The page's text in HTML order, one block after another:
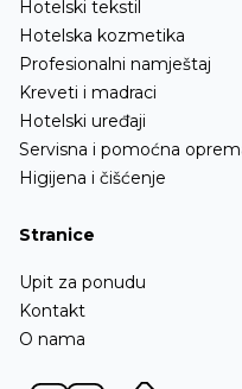
Hotelski tekstil
Hotelska kozmetika
Profesionalni namještaj
Kreveti i madraci
Hotelski uređaji
Servisna i pomoćna
Higijena i čišćenje
Stranice
Upit za ponudu
Kontakt
O nama